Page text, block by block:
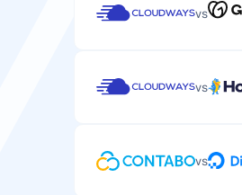
WordPress.
vs
vs
vs